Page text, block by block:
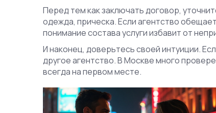
Перед тем как заключать договор,
одежда, прическа. Если агентство
понимание состава услуги избавит от
И наконец, доверьтесь своей интуиции.
другое агентство. В Москве много
всегда на первом месте.